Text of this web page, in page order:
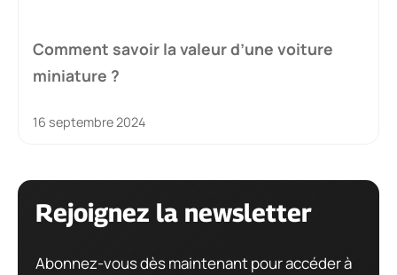
Comment savoir la valeur d’une voiture
miniature ?
16 septembre 2024
Rejoignez la newsletter
Abonnez-vous dès maintenant pour accéder à